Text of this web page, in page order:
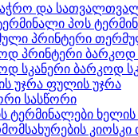
პოს
ბარკოდ
ბარკოდ
ფულის უჯრა
სასწორი
ხელის